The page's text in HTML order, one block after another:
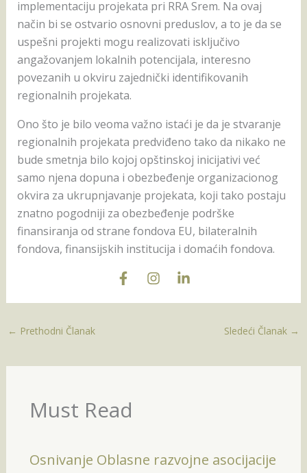
implementaciju projekata pri RRA Srem. Na ovaj
način bi se ostvario osnovni preduslov, a to je da se
uspešni projekti mogu realizovati isključivo
angažovanjem lokalnih potencijala, interesno
povezanih u okviru zajednički identifikovanih
regionalnih projekata.
Ono što je bilo veoma važno istaći je da je stvaranje
regionalnih projekata predviđeno tako da nikako ne
bude smetnja bilo kojoj opštinskoj inicijativi već
samo njena dopuna i obezbeđenje organizacionog
okvira za ukrupnjavanje projekata, koji tako postaju
znatno pogodniji za obezbeđenje podrške
finansiranja od strane fondova EU, bilateralnih
fondova, finansijskih institucija i domaćih fondova.
← Prethodni Članak Sledeći Članak →
Must Read
Osnivanje Oblasne razvojne asocijacije